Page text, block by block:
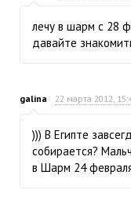
лечу в шарм с 28
давайте
galina 22 марта 2012,
))) В Египте
собирается?
в Шарм 24